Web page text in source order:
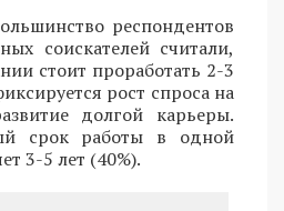
респондентов
соискателей считали,
стоит проработать 2-3
рост спроса на
долгой карьеры.
срок работы в одной
3-5 лет (40%).